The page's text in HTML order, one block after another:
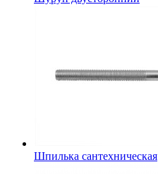
Шпилька сантехническая